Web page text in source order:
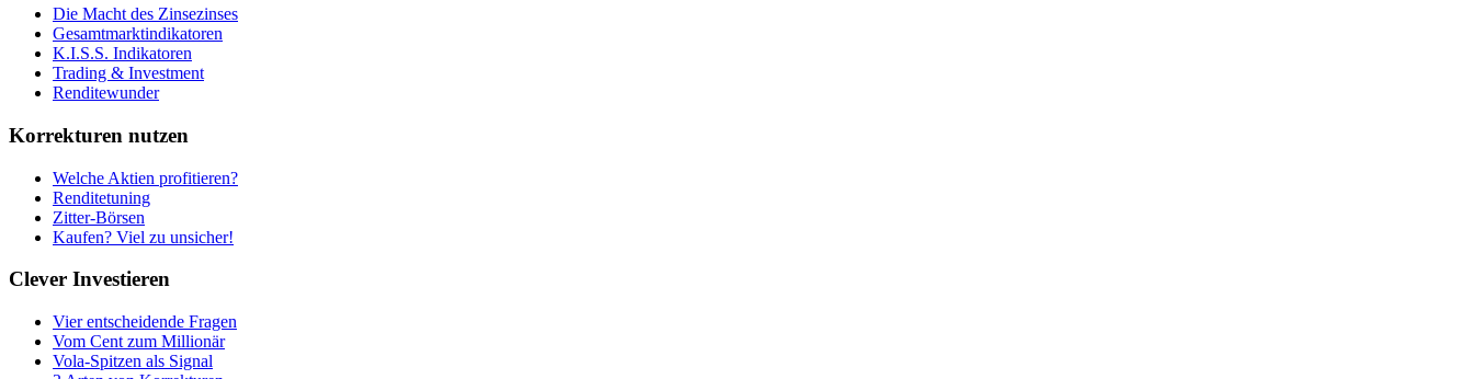
Die Macht des Zinsezinses
Gesamtmarktindikatoren
K.I.S.S. Indikatoren
Trading & Investment
Renditewunder
Korrekturen nutzen
Welche Aktien profitieren?
Renditetuning
Zitter-Börsen
Kaufen? Viel zu unsicher!
Clever Investieren
Vier entscheidende Fragen
Vom Cent zum Millionär
Vola-Spitzen als Signal